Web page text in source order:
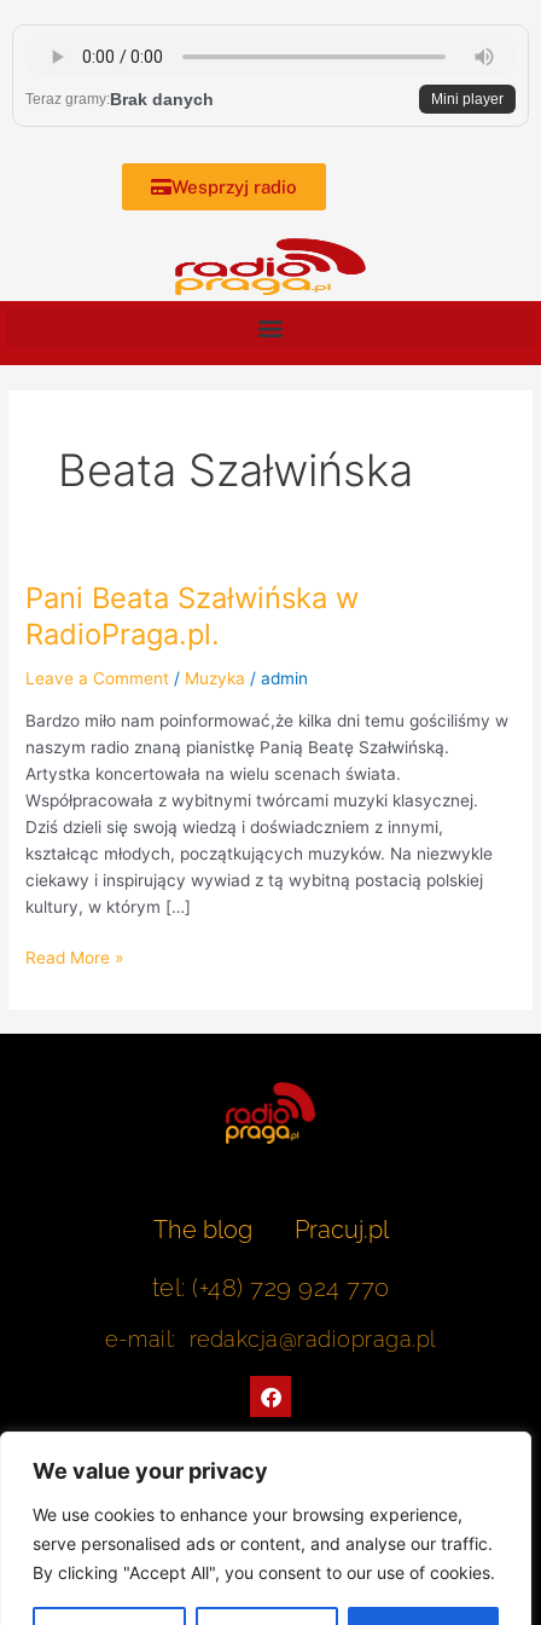
We value your privacy
We use cookies to enhance your browsing experience,
serve personalised ads or content, and analyse our traffic.
By clicking "Accept All", you consent to our use of cookies.
content
Teraz gramy:Brak danych Mini player
Wesprzyj radio
Beata Szałwińska
Pani Beata Szałwińska w
RadioPraga.pl.
Leave a Comment / Muzyka /admin
Bardzo miło nam poinformować,że kilka dni temu gościliśmy w
naszym radio znaną pianistkę Panią Beatę Szałwińską.
Artystka koncertowała na wielu scenach świata.
Współpracowała z wybitnymi twórcami muzyki klasycznej.
Dziś dzieli się swoją wiedzą i doświadczniem z innymi,
kształcąc młodych, początkujących muzyków. Na niezwykle
ciekawy i inspirujący wywiad z tą wybitną postacią polskiej
kultury, w którym […]
Pani
Beata
Szałwińska
w
Read More »
The blog
Pracuj.pl
tel: (+48) 729 924 770
e-mail: redakcja@radiopraga.pl
F
a
c
o
k
Współpracujemy z Muzeum Warszawskiej Pragi
© 2022 All rights Reserved. Radiopraga.pl
Projekt strony internetowej: tomasz-kaminski.pl